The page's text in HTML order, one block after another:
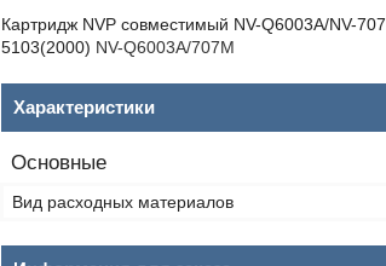
Картридж NVP совместимый NV-Q6003A/NV-
5103(2000) NV-Q6003A/707M
Характеристики
Основные
Вид расходных материалов